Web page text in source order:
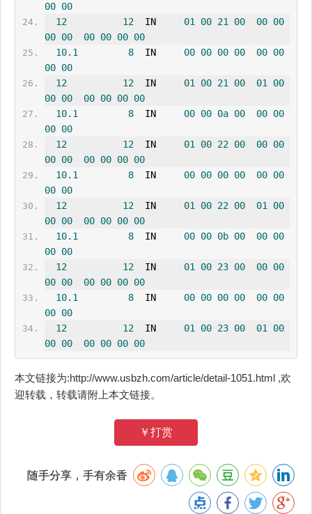
00 00
12
12
  IN
01 00 21 00 00 00
00 00 00 00 00 00
10.1
8
  IN
00 00 00 00 00 00
00 00
12
12
  IN
01 00 21 00 01
00
00 00 00 00 00 00
10.1
8
  IN
00 00 0a 00 00 00
00 00
12
12
  IN
01 00 22 00 00 00
00 00 00 00 00 00
10.1
8
  IN
00 00 00 00 00 00
00 00
12
12
  IN
01 00 22 00 01
00
00 00 00 00 00 00
10.1
8
  IN
00 00 0b 00 00 00
00 00
12
12
  IN
01 00 23 00 00 00
00 00 00 00 00 00
10.1
8
  IN
00 00 00 00 00 00
00 00
12
12
  IN
01 00 23 00 01
00
00 00 00 00 00 00
本文链接为:http://www.usbzh.com/article/detail-1051.html ,欢
迎转载，转载请附上本文链接。
￥打赏
随手分享，手有余香